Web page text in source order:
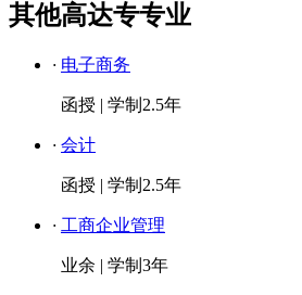
其他高达专专业
· 电子商务
函授 | 学制2.5年
· 会计
函授 | 学制2.5年
· 工商企业管理
业余 | 学制3年